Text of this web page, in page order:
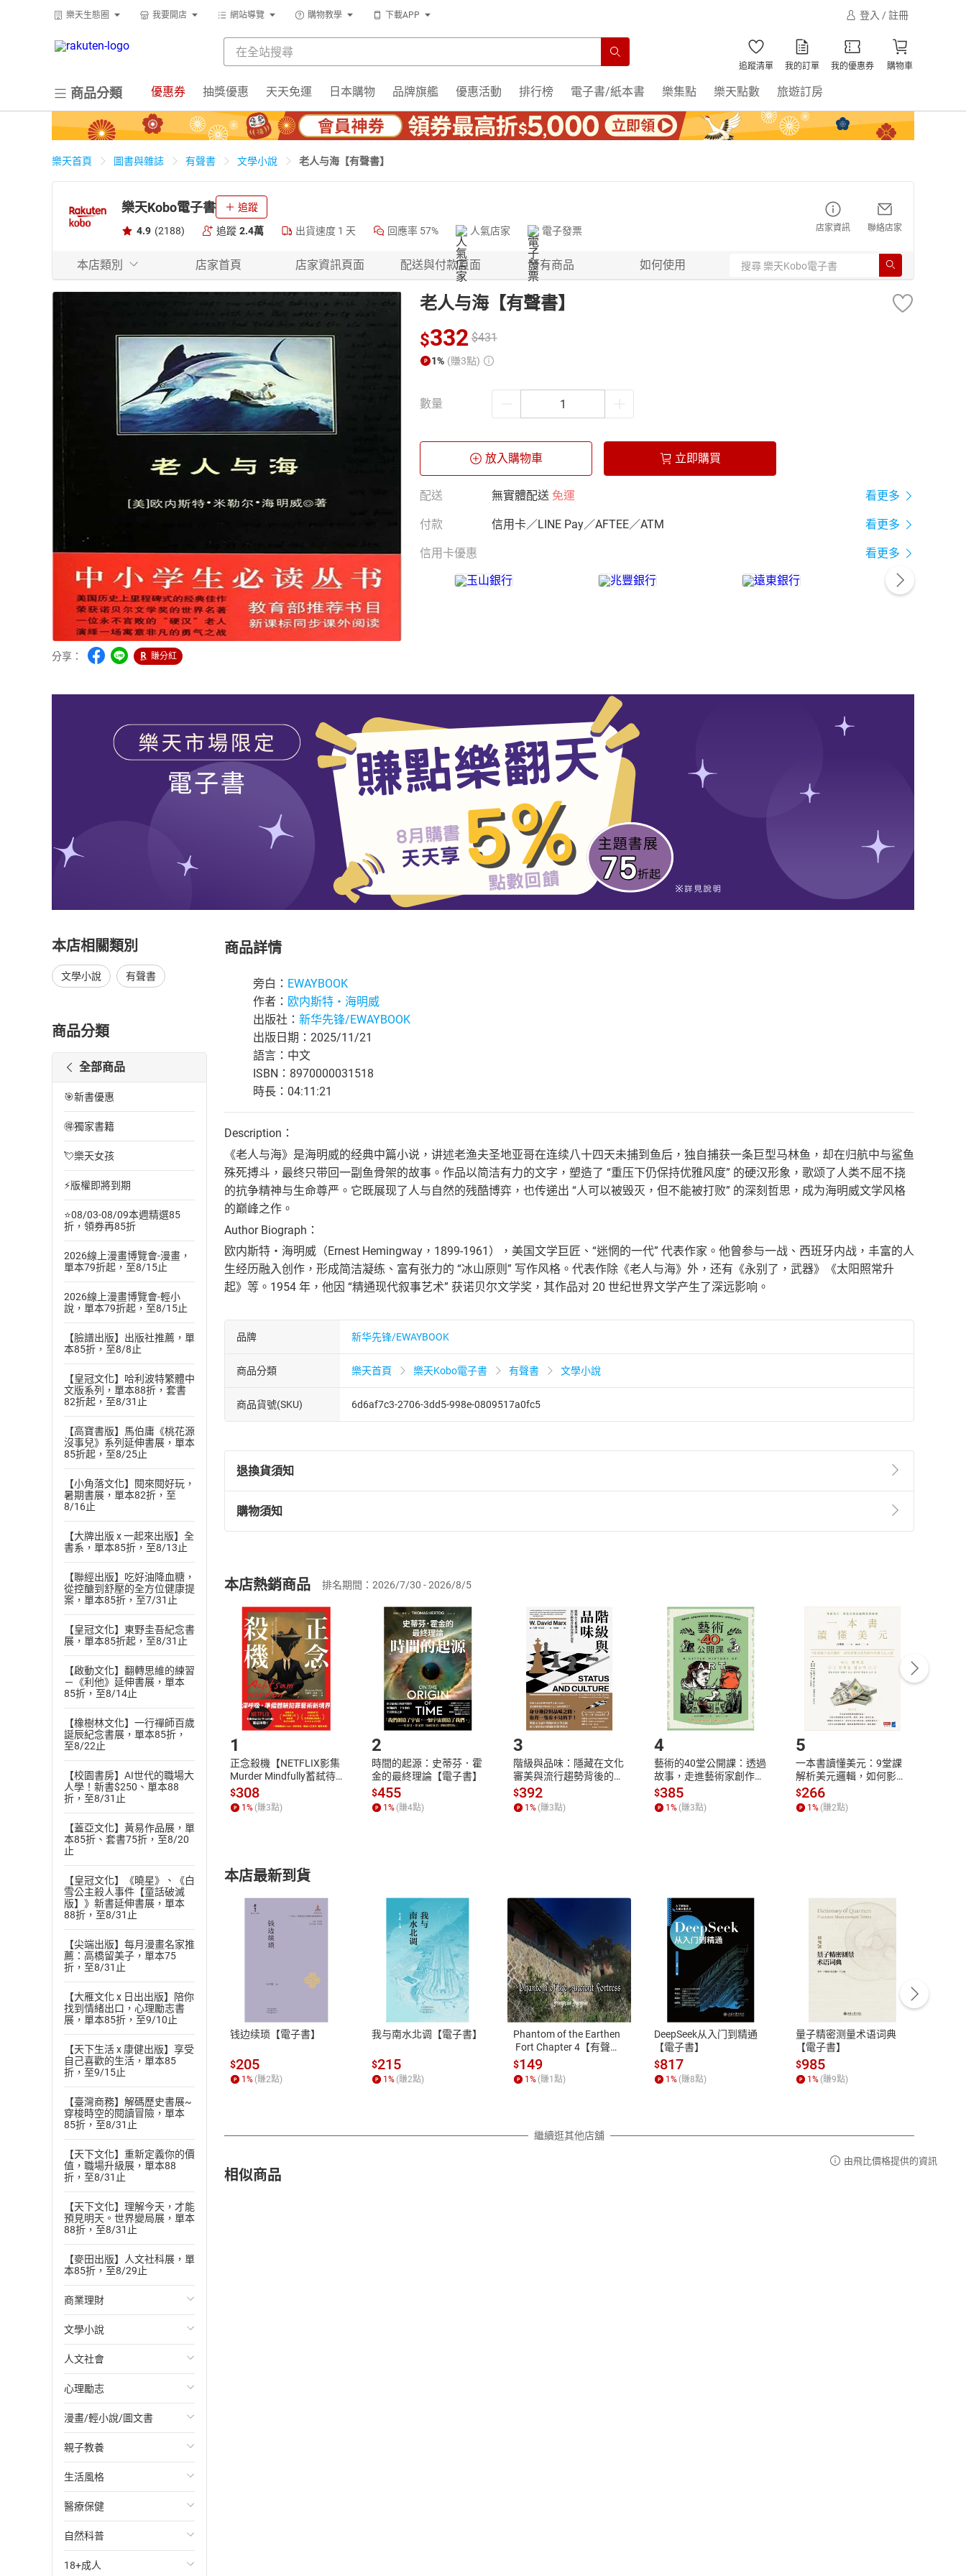
樂天生態圈 我要開店 網站導覽 購物教學 下載APP 登入 / 註冊
追蹤清單 我的訂單 我的優惠券 購物車
商品分類 優惠券 抽獎優惠 天天免運 日本購物 品牌旗艦 優惠活動 排行榜 電子書/紙本書 樂集點 樂天點數 旅遊訂房
樂天首頁 圖書與雜誌 有聲書 文學小說 老人与海【有聲書】
樂天Kobo電子書 追蹤
4.9 (2188) 追蹤 2.4萬 出貨速度 1 天 回應率 57% 人氣店家 電子發票 店家資訊 聯絡店家
本店類別 店家首頁 店家資訊頁面 配送與付款頁面 所有商品 如何使用
分享： 賺分紅
老人与海【有聲書】
$332 $431
1% (賺3點)
數量
放入購物車 立即購買
配送 無實體配送 免運 看更多
付款 信用卡／LINE Pay／AFTEE／ATM 看更多
信用卡優惠 看更多
本店相關類別
文學小說 有聲書
商品分類
全部商品
🎯新書優惠
🉐獨家書籍
💘樂天女孩
⚡版權即將到期
⭐08/03-08/09本週精選85
折，領券再85折
2026線上漫畫博覽會-漫畫，
單本79折起，至8/15止
2026線上漫畫博覽會-輕小
說，單本79折起，至8/15止
【臉譜出版】出版社推薦，單
本85折，至8/8止
【皇冠文化】哈利波特繁體中
文版系列，單本88折，套書
82折起，至8/31止
【高寶書版】馬伯庸《桃花源
沒事兒》系列延伸書展，單本
85折起，至8/25止
【小角落文化】閱來閱好玩，
暑期書展，單本82折，至
8/16止
【大牌出版 x 一起來出版】全
書系，單本85折，至8/13止
【聯經出版】吃好油降血糖，
從控醣到舒壓的全方位健康提
案，單本85折，至7/31止
【皇冠文化】東野圭吾紀念書
展，單本85折起，至8/31止
【啟動文化】翻轉思維的練習
－《利他》延伸書展，單本
85折，至8/14止
【橡樹林文化】一行禪師百歲
誕辰紀念書展，單本85折，
至8/22止
【校園書房】AI世代的職場大
人學！新書$250、單本88
折，至8/31止
【蓋亞文化】黃易作品展，單
本85折、套書75折，至8/20
止
【皇冠文化】《曉星》、《白
雪公主殺人事件【童話破滅
版】》新書延伸書展，單本
88折，至8/31止
【尖端出版】每月漫畫名家推
薦：高橋留美子，單本75
折，至8/31止
【大雁文化 x 日出出版】陪你
找到情緒出口，心理勵志書
展，單本85折，至9/10止
【天下生活 x 康健出版】享受
自己喜歡的生活，單本85
折，至9/15止
【臺灣商務】解碼歷史書展~
穿梭時空的閱讀冒險，單本
85折，至8/31止
【天下文化】重新定義你的價
值，職場升級展，單本88
折，至8/31止
【天下文化】理解今天，才能
預見明天。世界變局展，單本
88折，至8/31止
【麥田出版】人文社科展，單
本85折，至8/29止
商業理財
投資理財
經濟/趨勢
財務/金融
管理/領導
職場工作術
成功法
行銷/廣告
傳記
商務/商學
文學小說
歐美文學
日本文學
韓國文學
華文文學
經典文學
成長/家庭生活小說
懸疑/推理小說
科幻/奇幻小說
人文社會
國際關係
政治
社會科學
台灣/中國歷史
日/韓歷史
其他歷史/史學
法律
心理勵志
心靈成長/情緒
人際關係
兩性關係
心理學
漫畫/輕小說/圖文書
輕小說
奇幻/科幻
愛情故事
職場/社會寫實
懸疑/推理
親子教養
教育現場
兒童文學/故事
兒童科普/學習
育兒百科
生活風格
飲食/食譜
健身/美顏
運動/遊戲
醫療保健
健康/養生
常見疾病
自然科普
生物科學
18+成人
商品詳情
旁白： EWAYBOOK
作者： 欧内斯特・海明威
出版社： 新华先锋/EWAYBOOK
出版日期：2025/11/21
語言：中文
ISBN：8970000031518
時長：04:11:21
Description：
《老人与海》是海明威的经典中篇小说，讲述老渔夫圣地亚哥在连续八十四天未捕到鱼后，独自捕获一条巨型马林鱼，却在归航中与鲨鱼
殊死搏斗，最终只带回一副鱼骨架的故事。作品以简洁有力的文字，塑造了 “重压下仍保持优雅风度” 的硬汉形象，歌颂了人类不屈不挠
的抗争精神与生命尊严。它既展现了人与自然的残酷博弈，也传递出 “人可以被毁灭，但不能被打败” 的深刻哲思，成为海明威文学风格
的巅峰之作。
Author Biograph：
欧内斯特・海明威（Ernest Hemingway，1899-1961），美国文学巨匠、“迷惘的一代” 代表作家。他曾参与一战、西班牙内战，丰富的人
生经历融入创作，形成简洁凝练、富有张力的 “冰山原则” 写作风格。代表作除《老人与海》外，还有《永别了，武器》《太阳照常升
起》等。1954 年，他因 “精通现代叙事艺术” 获诺贝尔文学奖，其作品对 20 世纪世界文学产生了深远影响。
品牌 新华先锋/EWAYBOOK
商品分類 樂天首頁 樂天Kobo電子書 有聲書 文學小說
商品貨號(SKU) 6d6af7c3-2706-3dd5-998e-0809517a0fc5
退換貨須知
退換貨規定：
(一)依消費者保護法第19條第1項後段暨通訊交易解除權合理例外情事適用準則第2條第5款之規定，「非以有形媒介提供之數位
(二)消費者訂購本店鋪之商品即代表知悉本店鋪所銷售之商品為電子書，屬非以有形媒介提供之數位內容，消費者同意若訂購後
且已下載/存取電子書，不得請求退貨退款。
退貨方式：您欲取消訂單或辦理退貨時，請登入樂天市場，並於「我的訂單」中點選「瀏覽訂單明細」
「申請取消訂單/ 退
貨」，本店鋪將依您的申請進行審核，待審核通過後將為您辦理退款事宜。
請注意，樂天市場須以整筆訂單為單位進行取消/退貨，恕無法以單支商品取消/退貨。
購物須知
挑選商品
Choose
放入購物車
Shopping cart
登入帳號
Login
付款方式
Payment
完成訂單
Complete
購書後，如何開始使用？
Step1.選擇閱讀載具 Step2.登入帳號，下載書籍後看書
付款方式
ATM轉帳、信用卡、LINE PAY、AFTEE
退換貨規範
本店是否提供消費者保護法七日猶豫期
之權利，遽消費者保護法及通訊交易解
除權合理例外情事適用準則，依商品性
質各有不同規定。詳細退換貨說明請參
照各商品說明。
客服資訊
服務時間：週一到週五 10:00-12:00、
13:00-17:00 (國定假日及例假日休息)
客服電話：0080-1857077
本店熱銷商品 排名期間：2026/7/30 - 2026/8/5
1
正念殺機【NETFLIX影集
Murder Mindfully蓄弒待
發】【電子書】
$308
1 % (賺3點)
2
時間的起源：史蒂芬．霍
金的最終理論【電子書】
$455
1 % (賺4點)
3
階級與品味：隱藏在文化
審美與流行趨勢背後的地
位渴望【電子書】
$392
1 % (賺3點)
4
藝術的40堂公開課：透過
故事，走進藝術家創作現
場，看藝術如何誕生、如
何形塑人類生活【電子
書】
$385
1% (賺3點)
5
一本書讀懂美元：9堂課
解析美元邏輯，如何影響
全球經濟和每個人的投資
【電子書】
$266
1% (賺2點)
本店最新到貨
钱边续琐【電子書】
$205
1% (賺2點)
我与南水北调【電子書】
$215
1% (賺2點)
Phantom of the Earthen
Fort Chapter 4【有聲
書】
$149
1% (賺1點)
DeepSeek从入门到精通
【電子書】
$817
1% (賺8點)
量子精密测量术语词典
【電子書】
$985
1% (賺9點)
繼續逛其他店舖
相似商品
由飛比價格提供的資訊